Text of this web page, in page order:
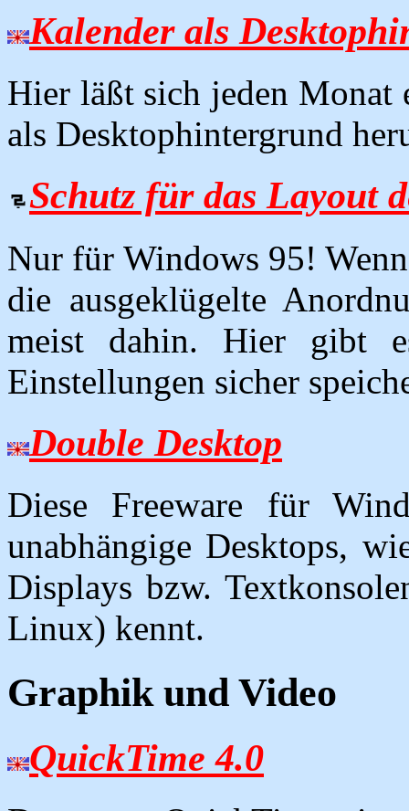
Kalender als
Hier läßt sich jeden Monat
als Desktophintergrund
Schutz für das Layout
Nur für Windows 95!
die ausgeklügelte
meist dahin. Hier gibt
Einstellungen sicher
Double Desktop
Diese Freeware für
unabhängige Desktops,
Displays bzw.
Linux) kennt.
Graphik und Video
QuickTime 4.0